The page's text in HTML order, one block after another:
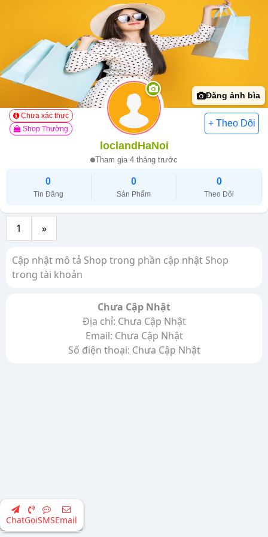
Đăng ảnh bìa
loclandHaNoi
Tham gia 4 tháng trước
Chưa xác thực
Shop Thường
0
Tin Đăng
0
Sản Phẩm
0
Theo Dõi
1 »
Cập nhật mô tả Shop trong phần cập nhật Shop
trong tài khoản
Chưa Cập Nhật
Địa chỉ: Chưa Cập Nhật
Email: Chưa Cập Nhật
Số điện thoại: Chưa Cập Nhật
ChatGọiSMSEmail